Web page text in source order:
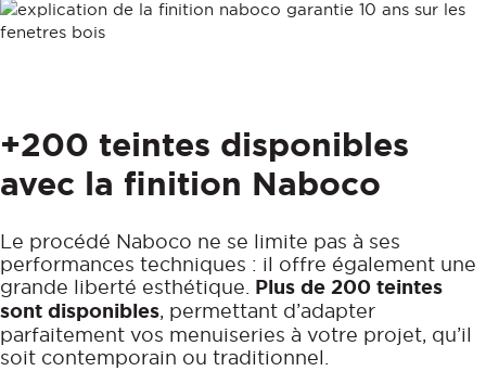
+200 teintes disponibles
avec la finition Naboco
Le procédé Naboco ne se limite pas à ses
performances techniques : il offre également une
grande liberté esthétique. Plus de 200 teintes
sont disponibles, permettant d’adapter
parfaitement vos menuiseries à votre projet, qu’il
soit contemporain ou traditionnel.